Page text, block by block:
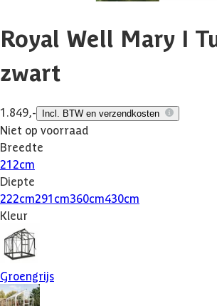
Royal Well Mary I
zwart
1.849,- Incl. BTW en verzendkosten
Niet op voorraad
Breedte
212cm
Diepte
222cm291 cm360cm430cm
Kleur
Groengrijs